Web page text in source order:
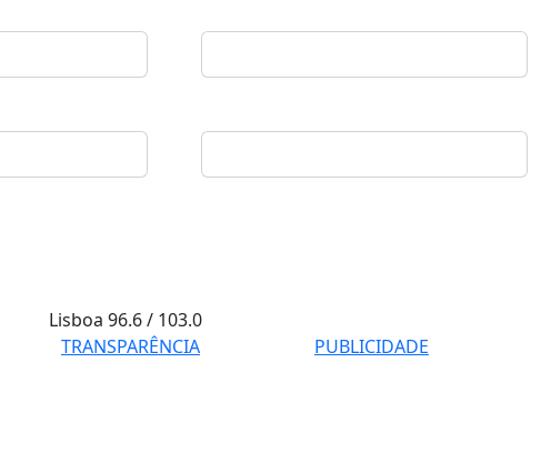
Lisboa96.6 / 103.0
TRANSPARÊNCIA
PUBLICIDADE